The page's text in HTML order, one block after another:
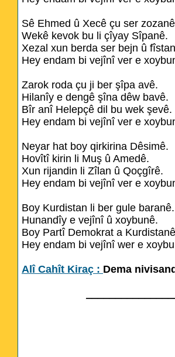
Sê Ehmed û Xecê çu ser
Wekê kevok bu li çîyay Sîpanê.
Xezal xun berda ser bejn û
Hey endam bi vejînî ver e
Zarok roda çu ji ber şîpa avê.
Hilanîy e dengê şîna dêw bavê.
Bîr anî Helepçê dil bu wek şevê.
Hey endam bi vejînî ver e
Neyar hat boy qirkirina Dêsimê.
Hovîtî kirin li Muş û Amedê.
Xun rijandin li Zîlan û Qoçgîrê.
Hey endam bi vejînî ver e
Boy Kurdistan li ber gule baranê.
Hunandîy e vejînî û xoybunê.
Boy Partî Demokrat a
Hey endam bi vejînî wer e
Alî Cahît Kiraç : Dema